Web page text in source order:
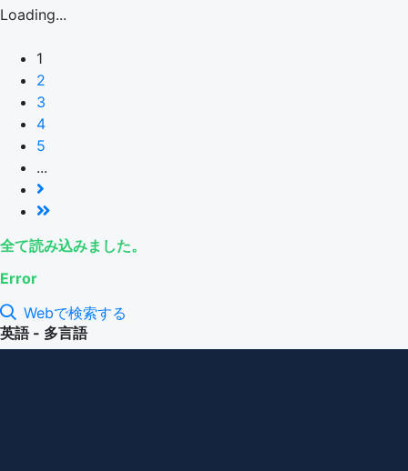
Loading...
1
2
3
4
5
...
全て読み込みました。
Error
Webで検索する
英語 - 多言語